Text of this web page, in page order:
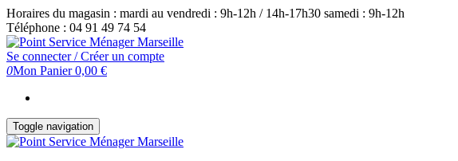
Skip
to
the
content
Horaires du magasin : mardi au vendredi : 9h-12h / 14h-17h30 samedi : 9h-12h
Téléphone : 04 91 49 74 54
Se connecter / Créer un compte
0Mon Panier0,00 €
Toggle navigation